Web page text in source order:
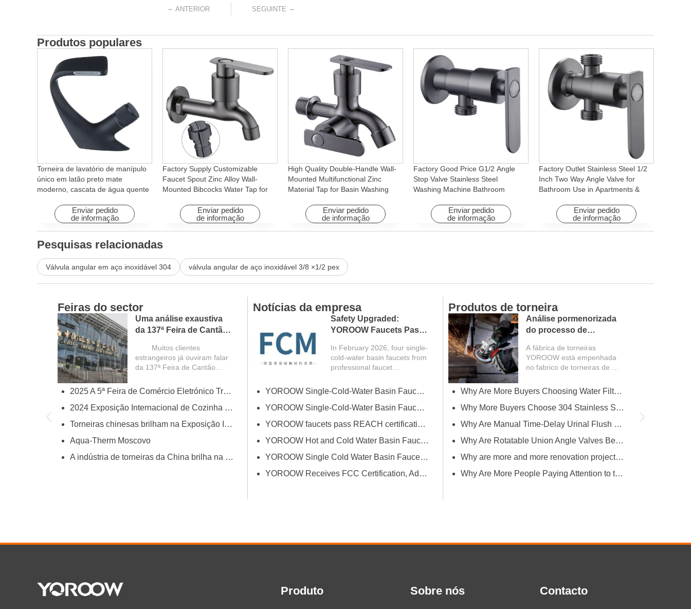
← ANTERIOR SEGUINTE →
Produtos populares
Torneira de lavatório de manípulo
único em latão preto mate
moderno, cascata de água quente
hotéis e apartamentos
Enviar pedido
de informação
Factory Supply Customizable
Faucet Spout Zinc Alloy Wall-
Mounted Bibcocks Water Tap for
Enviar pedido
de informação
High Quality Double-Handle Wall-
Mounted Multifunctional Zinc
Material Tap for Basin Washing
Enviar pedido
de informação
Factory Good Price G1/2 Angle
Stop Valve Stainless Steel
Washing Machine Bathroom
Hotels
Enviar pedido
de informação
Factory Outlet Stainless Steel 1/2
Inch Two Way Angle Valve for
Bathroom Use in Apartments &
Enviar pedido
de informação
Pesquisas relacionadas
Válvula angular em aço inoxidável 304 válvula angular de aço inoxidável 3/8 ×1/2 pex
Feiras do sector
Uma análise exaustiva
da 137ª Feira de Cantão
compradores
estrangeiros
Muitos clientes
estrangeiros já ouviram falar
da 137ª Feira de Cantão
2025 A 5ª Feira de Comércio Eletrónico Transfronteiriço da China (primavera)
2024 Exposição Internacional de Cozinha e Casa de Banho do Dubai
Torneiras chinesas brilham na Exposição Internacional de Suprimentos Industriais para Cozinha e Banheiro de Orlando
Aqua-Therm Moscovo
A indústria de torneiras da China brilha na Feira de Cantão, apresentando inovação e qualidade
Notícias da empresa
Safety Upgraded:
YOROOW Faucets Pass
In February 2026, four single-
cold-water basin faucets from
professional faucet
successfully passed FCM
(Food Contact Materials)...
YOROOW Single-Cold-Water Basin Faucets Pass RSL Restricted Substances List Screening
YOROOW Single-Cold-Water Basin Faucets Pass COA Testing, Further Enhancing International Compliance System
YOROOW faucets pass REACH certification, ensuring environmental friendliness and safety.
YOROOW Hot and Cold Water Basin Faucets Pass FDA Food Contact Material Compliance Test
YOROOW Single Cold Water Basin Faucets Successfully Pass GPSR Certification
YOROOW Receives FCC Certification, Adding Authoritative Guarantee to its Deepening Reach in the South American Market
Produtos de torneira
Análise pormenorizada
do processo de
torneiras
A fábrica de torneiras
YOROOW está empenhada
no fabrico de torneiras de alta
de produção abrange vários
factores-chave...
Why Are More Buyers Choosing Water Filter Faucets for Modern Kitchens?
Why More Buyers Choose 304 Stainless Steel Kitchen Faucets from China Manufacturers
Why Are Manual Time-Delay Urinal Flush Valves Still Preferred in Public Restrooms?
Why Are Rotatable Union Angle Valves Better for Hotels and Apartment Projects?
Why are more and more renovation projects upgrading to longer 304 stainless steel outdoor faucets?
Why Are More People Paying Attention to the Material and Hygiene of Beverage Barrel Faucets?
Produto Sobre nós Contacto